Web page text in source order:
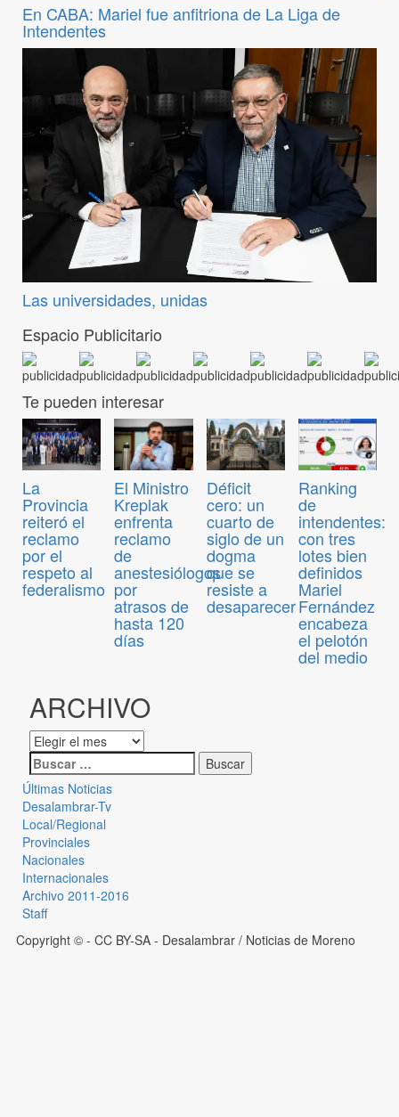
En CABA: Mariel fue anfitriona de La Liga de
Intendentes
Las universidades, unidas
Espacio Publicitario
Te pueden interesar
La
Provincia
reiteró el
reclamo
por el
respeto al
federalismo
El Ministro
Kreplak
enfrenta
reclamo
de
anestesiólogos
por
atrasos de
hasta 120
días
Déficit
cero: un
cuarto de
siglo de un
dogma
que se
resiste a
desaparecer
Ranking
de
intendentes:
con tres
lotes bien
definidos
Mariel
Fernández
encabeza
el pelotón
del medio
ARCHIVO
Últimas Noticias
Desalambrar-Tv
Local/Regional
Provinciales
Nacionales
Internacionales
Archivo 2011-2016
Staff
Copyright © - CC BY-SA - Desalambrar / Noticias de Moreno